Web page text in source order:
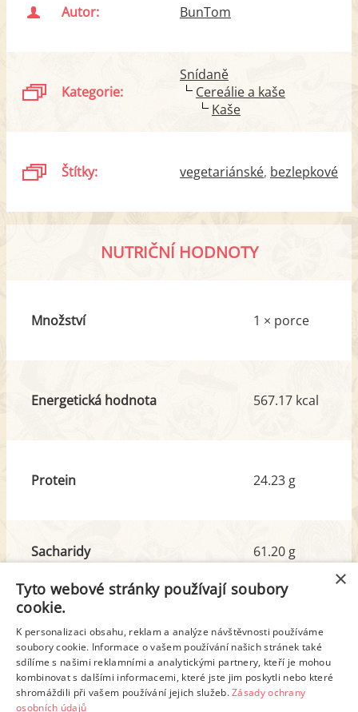
Autor: BunTom
Kategorie:
Snídaně
Cereálie a kaše
Kaše
Štítky: vegetariánské bezlepkové
NUTRIČNÍ HODNOTY
Množství 1 × porce
Energetická hodnota 567.17 kcal
Protein 24.23 g
Sacharidy
z toho cukr
61.20 g
29.70 g
Tuk
z toho nas. mastné kyseliny
21.40 g
4.83 g
Detailní rozpis
×
Tyto webové stránky používají soubory
cookie.
K personalizaci obsahu, reklam a analýze návštěvnosti používáme
soubory cookie. Informace o vašem používání našich stránek také
sdílíme s našimi reklamními a analytickými partnery, kteří je mohou
kombinovat s dalšími informacemi, které jste jim poskytli nebo které
shromáždili při vašem používání jejich služeb.Zásady ochrany
osobních údajů